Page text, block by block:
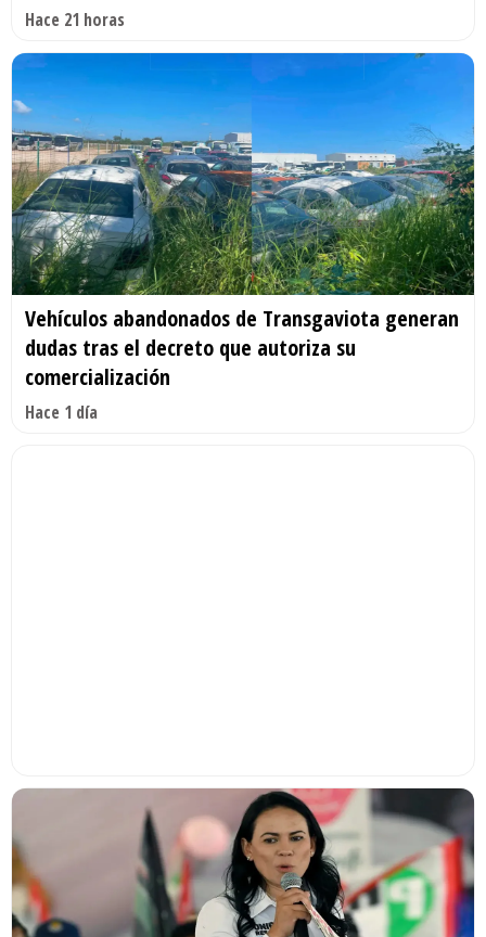
Hace 21 horas
Vehículos abandonados de Transgaviota generan
dudas tras el decreto que autoriza su
comercialización
Hace 1 día